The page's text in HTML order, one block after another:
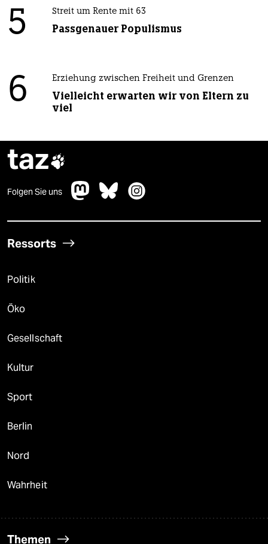
5 Streit um Rente mit 63
Passgenauer Populismus
6 Erziehung zwischen Freiheit und Grenzen
Vielleicht erwarten wir von Eltern zu
viel
taz
Folgen Sie uns
Ressorts
Politik
Öko
Gesellschaft
Kultur
Sport
Berlin
Nord
Wahrheit
Themen